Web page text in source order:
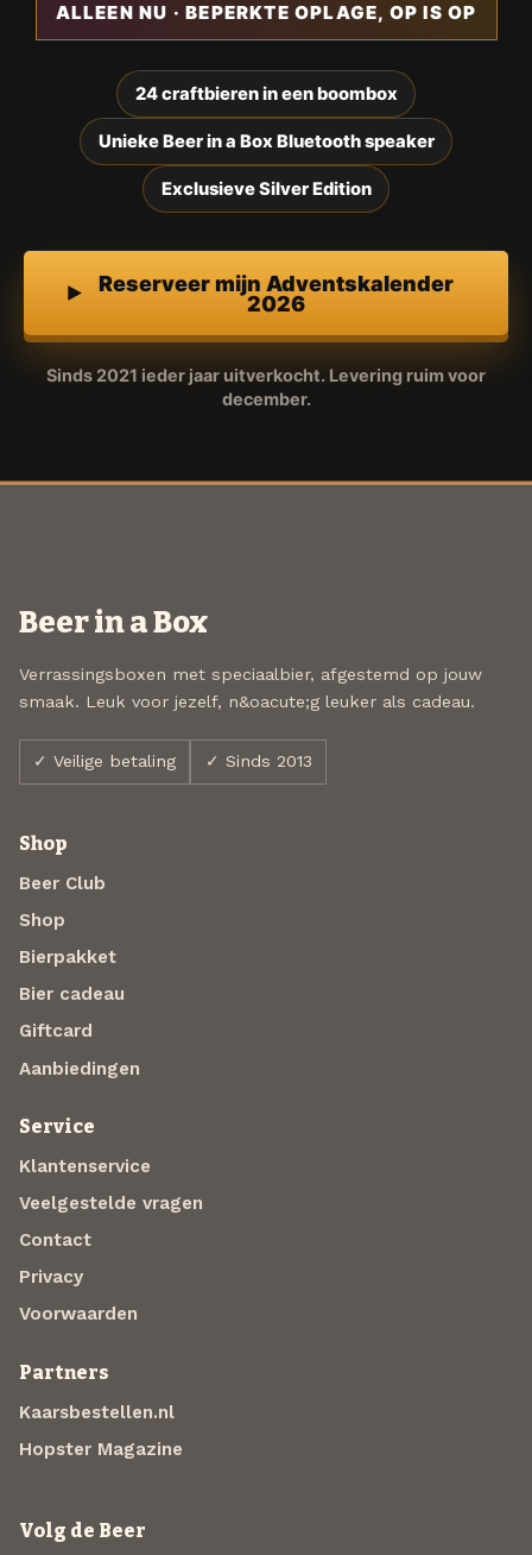
ALLEEN NU · BEPERKTE OPLAGE, OP IS OP
24 craftbieren in een boombox
Unieke Beer in a Box Bluetooth speaker
Exclusieve Silver Edition
Reserveer mijn Adventskalender
2026
Sinds 2021 ieder jaar uitverkocht. Levering ruim voor
december.
Beer in a Box
Verrassingsboxen met speciaalbier, afgestemd op jouw
smaak. Leuk voor jezelf, n&oacute;g leuker als cadeau.
✓ Veilige betaling ✓ Sinds 2013
Shop
Beer Club
Shop
Bierpakket
Bier cadeau
Giftcard
Aanbiedingen
Service
Klantenservice
Veelgestelde vragen
Contact
Privacy
Voorwaarden
Partners
Kaarsbestellen.nl
Hopster Magazine
Volg de Beer